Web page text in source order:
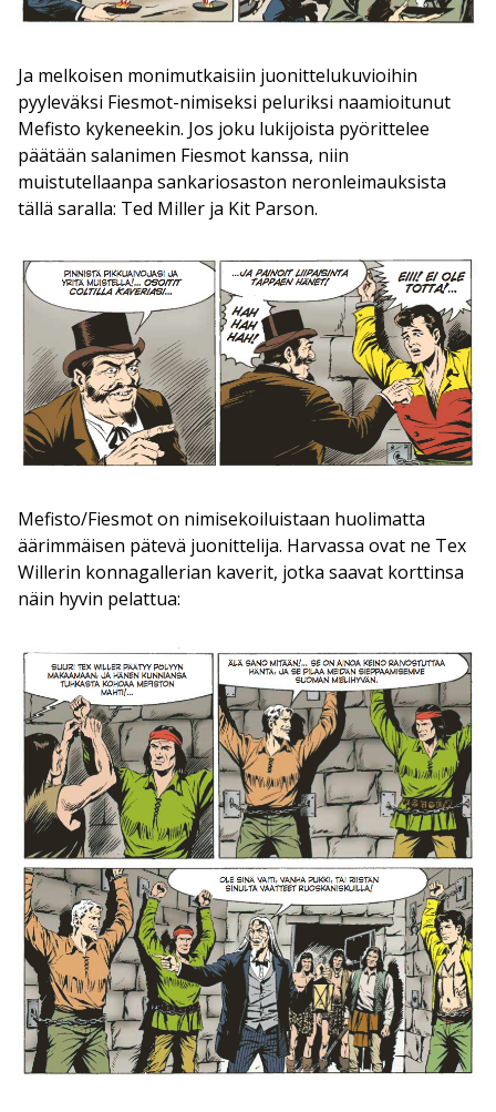
Ja melkoisen monimutkaisiin juonittelukuvioihin
pyyleväksi Fiesmot-nimiseksi peluriksi naamioitunut
Mefisto kykeneekin. Jos joku lukijoista pyörittelee
päätään salanimen Fiesmot kanssa, niin
muistutellaanpa sankariosaston neronleimauksista
tällä saralla: Ted Miller ja Kit Parson.
Mefisto/Fiesmot on nimisekoiluistaan huolimatta
äärimmäisen pätevä juonittelija. Harvassa ovat ne Tex
Willerin konnagallerian kaverit, jotka saavat korttinsa
näin hyvin pelattua: